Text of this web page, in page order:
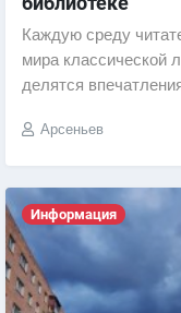
Каждую среду
мира классической
делятся
Арсеньев
Информация